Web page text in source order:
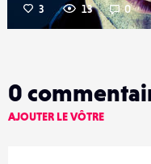
3 13 0
0
AJOUTER LE VÔTRE